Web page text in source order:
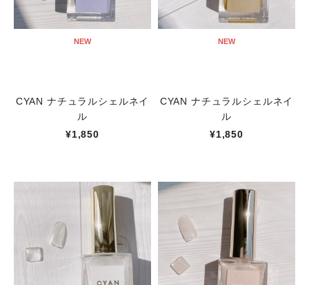
NEW
CYAN ナチュラルシェルネイ
ル
¥1,850
NEW
CYAN ナチュラルシェルネイ
ル
¥1,850